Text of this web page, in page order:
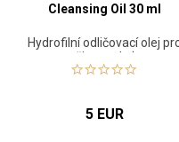
Cleansing Oil 30 ml
Hydrofilní odličovací olej
čistou pleť
5 EUR